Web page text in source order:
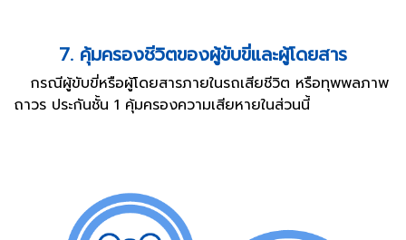
7. คุ้มครองชีวิตของผู้ขับขี่และผู้โดยสาร
กรณีผู้ขับขี่หรือผู้โดยสารภายในรถเสียชีวิต หรือทุพพลภาพ
ถาวร ประกันชั้น 1 คุ้มครองความเสียหายในส่วนนี้